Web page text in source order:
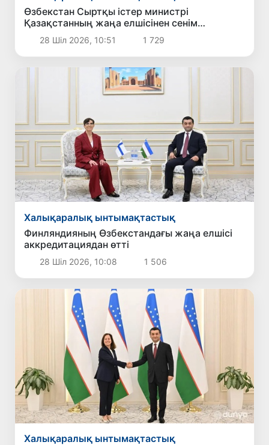
Өзбекстан Сыртқы істер министрі
Қазақстанның жаңа елшісінен сенім
грамоталарының көшірмелерін қабылдады
28 Шіл 2026, 10:51 1 729
Халықаралық ынтымақтастық
Финляндияның Өзбекстандағы жаңа елшісі
аккредитациядан өтті
28 Шіл 2026, 10:08 1 506
Халықаралық ынтымақтастық